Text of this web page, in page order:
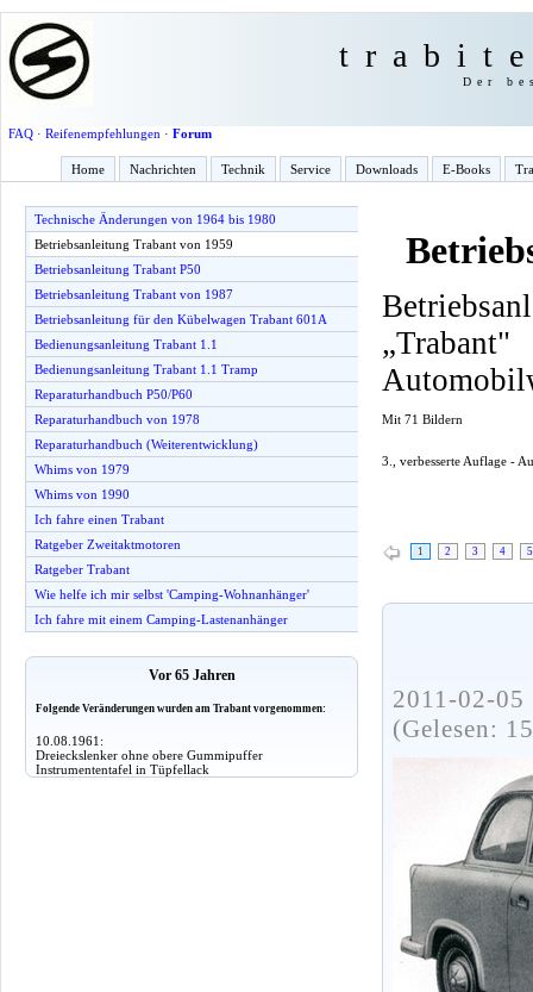
Der
FAQ· Reifenempfehlungen · Forum
Home Nachrichten Technik Service Downloads E-Books
Technische Änderungen von 1964 bis 1980
Betriebsanleitung Trabant von 1959
Betriebsanleitung Trabant P50
Betriebsanleitung Trabant von 1987
Betriebsanleitung für den Kübelwagen Trabant 601A
Bedienungsanleitung Trabant 1.1
Bedienungsanleitung Trabant 1.1 Tramp
Reparaturhandbuch P50/P60
Reparaturhandbuch von 1978
Reparaturhandbuch (Weiterentwicklung)
Whims von 1979
Whims von 1990
Ich fahre einen Trabant
Ratgeber Zweitaktmotoren
Ratgeber Trabant
Wie helfe ich mir selbst 'Camping-Wohnanhänger'
Ich fahre mit einem Camping-Lastenanhänger
Vor 65 Jahren
Folgende Veränderungen wurden am Trabant vorgenommen:
10.08.1961:
Dreieckslenker ohne obere Gummipuffer
Instrumententafel in Tüpfellack
Mit 71 Bildern
3., verbesserte Auflage -
1 2 3 4 5
2011-02-
(Gelesen: